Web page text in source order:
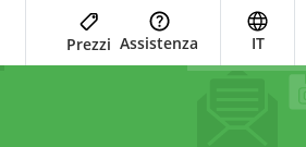
Prezzi Assistenza IT